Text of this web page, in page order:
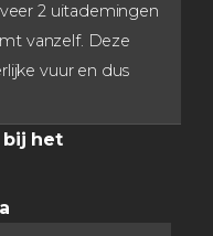
2 uitademingen
vanzelf. Deze
vuur en dus
bij het